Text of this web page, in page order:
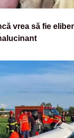
vrea să fie